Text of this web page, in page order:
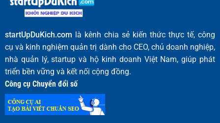
startUpDuKich.com là kênh chia sẻ kiến thức thực tế, công
cụ và kinh nghiệm quản trị dành cho CEO, chủ doanh nghiệp,
nhà quản lý, startup và hộ kinh doanh Việt Nam, giúp phát
triển bền vững và kết nối cộng đồng.
Công cụ Chuyển đổi số